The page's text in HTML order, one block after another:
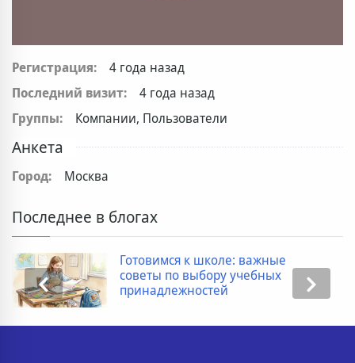
Регистрация:
4 года назад
Последний визит:
4 года назад
Группы:
Компании, Пользователи
Анкета
Город: Москва
Последнее в блогах
Готовимся к школе: важные
советы по выбору учебных
принадлежностей